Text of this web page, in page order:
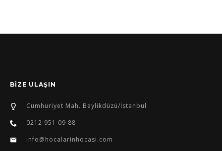
BİZE ULAŞIN
Cumhuriyet Mah. Beylikdüzü/İstanbul
0212 951 09 88
info@hocalarinhocasi.com